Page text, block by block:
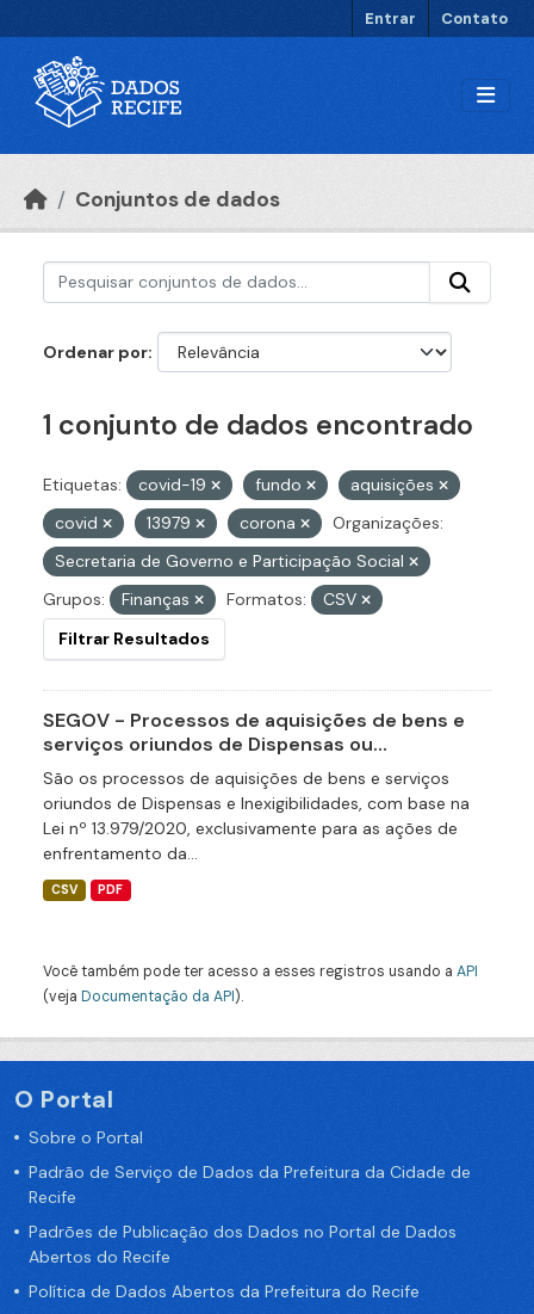
Entrar Contato
Conjuntos de dados
Ordenar por
1 conjunto de dados encontrado
Etiquetas: covid-19 fundo
aquisições
covid
13979 corona
Organizações:
Secretaria de Governo e Participação Social
Grupos:
Finanças Formatos:
CSV
Filtrar Resultados
SEGOV - Processos de aquisições de bens e
serviços oriundos de Dispensas ou...
São os processos de aquisições de bens e serviços
oriundos de Dispensas e Inexigibilidades, com base na
Lei nº 13.979/2020, exclusivamente para as ações de
enfrentamento da...
CSV PDF
Você também pode ter acesso a esses registros usando a API
(veja Documentação da API).
O Portal
Sobre o Portal
Padrão de Serviço de Dados da Prefeitura da Cidade de
Recife
Padrões de Publicação dos Dados no Portal de Dados
Abertos do Recife
Política de Dados Abertos da Prefeitura do Recife